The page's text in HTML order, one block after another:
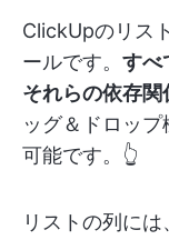
ClickUpのリス
ールです。 すべ
それらの依存
ッグ＆ドロッ
可能です。👆
リストの列に